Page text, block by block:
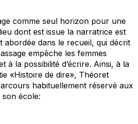
comme seul horizon pour une
dont est issue la narratrice est
abordée dans le recueil, qui décrit
empêche les femmes
à la possibilité d’écrire. Ainsi, à la
«Histoire de dire», Théoret
habituellement réservé aux
école: